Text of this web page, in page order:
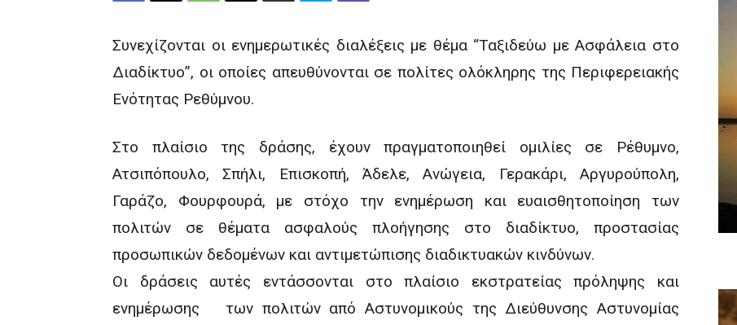
Συνεχίζονται οι ενημερωτικές διαλέξεις με θέμα “Ταξιδεύω με Ασφάλεια στο
Διαδίκτυο”, οι οποίες απευθύνονται σε πολίτες ολόκληρης της Περιφερειακής
Ενότητας Ρεθύμνου.
Στο πλαίσιο της δράσης, έχουν πραγματοποιηθεί ομιλίες σε Ρέθυμνο,
Ατσιπόπουλο, Σπήλι, Επισκοπή, Άδελε, Ανώγεια, Γερακάρι, Αργυρούπολη,
Γαράζο, Φουρφουρά, με στόχο την ενημέρωση και ευαισθητοποίηση των
πολιτών σε θέματα ασφαλούς πλοήγησης στο διαδίκτυο, προστασίας
προσωπικών δεδομένων και αντιμετώπισης διαδικτυακών κινδύνων.
Οι δράσεις αυτές εντάσσονται στο πλαίσιο εκστρατείας πρόληψης και
ενημέρωσης των πολιτών από Αστυνομικούς της Διεύθυνσης Αστυνομίας